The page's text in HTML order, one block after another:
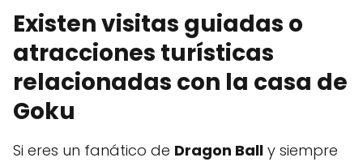
Existen visitas guiadas o
atracciones turísticas
relacionadas con la casa de
Goku
Si eres un fanático de Dragon Ball y siempre